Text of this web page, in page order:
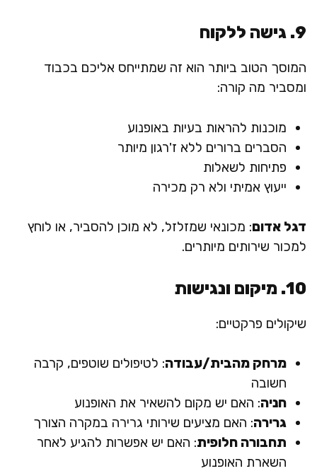
9. גישה ללקוח
המוסך הטוב ביותר הוא זה שמתייחס אליכם בכבוד
ומסביר מה קורה:
מוכנות להראות בעיות באופנוע
הסברים ברורים ללא ז'רגון מיותר
פתיחות לשאלות
ייעוץ אמיתי ולא רק מכירה
דגל אדום: מכונאי שמזלזל, לא מוכן להסביר, או לוחץ
למכור שירותים מיותרים.
10. מיקום ונגישות
שיקולים פרקטיים:
מרחק מהבית/עבודה: לטיפולים שוטפים, קרבה
חשובה
חניה: האם יש מקום להשאיר את האופנוע
גרירה: האם מציעים שירותי גרירה במקרה הצורך
תחבורה חלופית: האם יש אפשרות להגיע לאחר
השארת האופנוע